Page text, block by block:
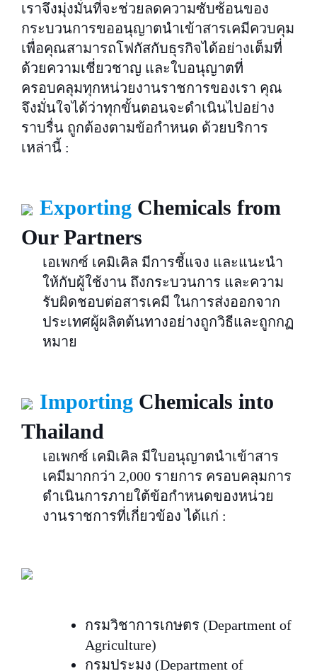
เราจึงมุ่งมั่นที่จะช่วยลดความซับซ้อนของ
กระบวนการขออนุญาตนำเข้าสารเคมีควบคุม
เพื่อคุณสามารถโฟกัสกับธุรกิจได้อย่างเต็มที่
ด้วยความเชี่ยวชาญ และใบอนุญาตที่
ครอบคลุมทุกหน่วยงานราชการของเรา คุณ
จึงมั่นใจได้ว่าทุกขั้นตอนจะดำเนินไปอย่าง
ราบรื่น ถูกต้องตามข้อกำหนด ด้วยบริการ
เหล่านี้ :
Exporting Chemicals from
Our Partners
เอเพกซ์ เคมิเคิล มีการชี้แจง และแนะนำ
ให้กับผู้ใช้งาน ถึงกระบวนการ และความ
รับผิดชอบต่อสารเคมี ในการส่งออกจาก
ประเทศผู้ผลิตต้นทางอย่างถูกวิธีและถูกกฏ
หมาย
Importing Chemicals into
Thailand
เอเพกซ์ เคมิเคิล มีใบอนุญาตนำเข้าสาร
เคมีมากกว่า 2,000 รายการ ครอบคลุมการ
ดำเนินการภายใต้ข้อกำหนดของหน่วย
งานราชการที่เกี่ยวข้อง ได้แก่ :
กรมวิชาการเกษตร (Department of
Agriculture)
กรมประมง (Department of